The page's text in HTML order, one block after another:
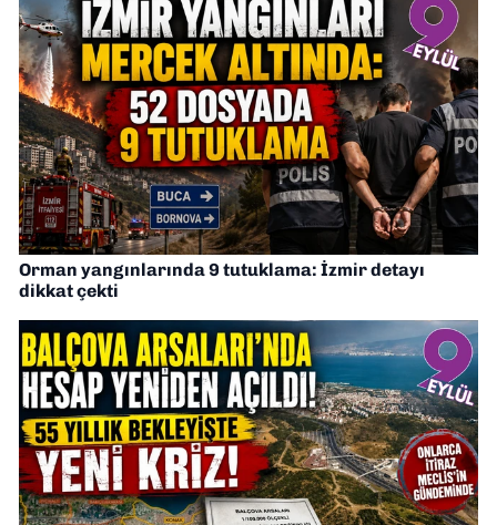
Orman yangınlarında 9 tutuklama: İzmir detayı
dikkat çekti